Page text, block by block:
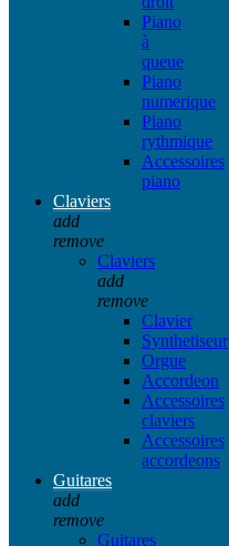
Piano
à
queue
Piano
numerique
Piano
rythmique
Accessoires
piano
Claviers
add
remove
Claviers
add
remove
Clavier
Synthetiseur
Orgue
Accordeon
Accessoires
claviers
Accessoires
accordeons
Guitares
add
remove
Guitares